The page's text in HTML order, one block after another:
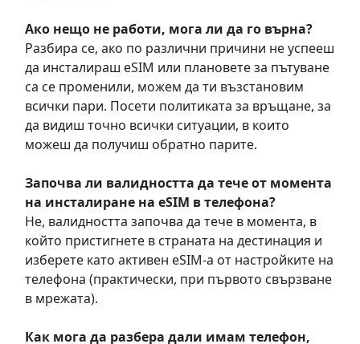
Ако нещо не работи, мога ли да го върна?
Разбира се, ако по различни причини не успееш
да инсталираш eSIM или плановете за пътуване
са се променили, можем да ти възстановим
всички пари. Посети политиката за връщане, за
да видиш точно всички ситуации, в които
можеш да получиш обратно парите.
Започва ли валидността да тече от момента
на инсталиране на eSIM в телефона?
Не, валидността започва да тече в момента, в
който пристигнете в страната на дестинация и
изберете като активен eSIM-а от настройките на
телефона (практически, при първото свързване
в мрежата).
Как мога да разбера дали имам телефон,